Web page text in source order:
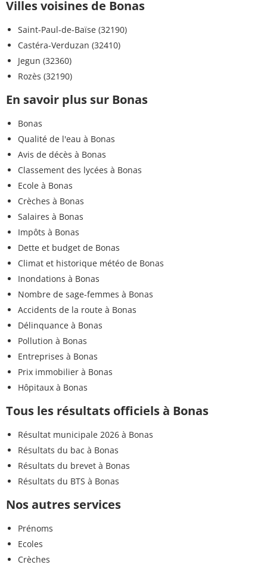
Villes voisines de Bonas
Saint-Paul-de-Baïse (32190)
Castéra-Verduzan (32410)
Jegun (32360)
Rozès (32190)
En savoir plus sur Bonas
Bonas
Qualité de l'eau à Bonas
Avis de décès à Bonas
Classement des lycées à Bonas
Ecole à Bonas
Crèches à Bonas
Salaires à Bonas
Impôts à Bonas
Dette et budget de Bonas
Climat et historique météo de Bonas
Inondations à Bonas
Nombre de sage-femmes à Bonas
Accidents de la route à Bonas
Délinquance à Bonas
Pollution à Bonas
Entreprises à Bonas
Prix immobilier à Bonas
Hôpitaux à Bonas
Tous les résultats officiels à Bonas
Résultat municipale 2026 à Bonas
Résultats du bac à Bonas
Résultats du brevet à Bonas
Résultats du BTS à Bonas
Nos autres services
Prénoms
Ecoles
Crèches